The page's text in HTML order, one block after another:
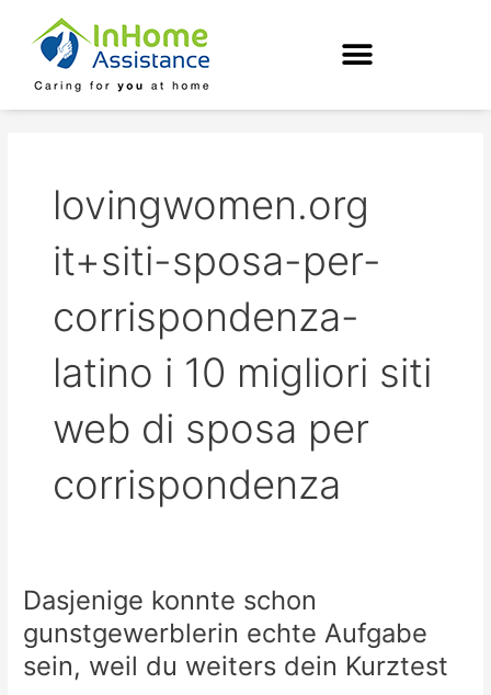
content
lovingwomen.org
it+siti-sposa-per-
corrispondenza-
latino i 10 migliori siti
web di sposa per
corrispondenza
Dasjenige konnte schon
gunstgewerblerin echte Aufgabe
sein, weil du weiters dein Kurztest
Dasjenige
konnte
schon
gunstgewerblerin